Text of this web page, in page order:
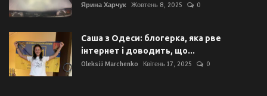
Ярина Харчук Жовтень 8, 2025 0
Саша з Одеси: блогерка, яка рве
інтернет і доводить, що...
Oleksii Marchenko Квітень 17, 2025 0